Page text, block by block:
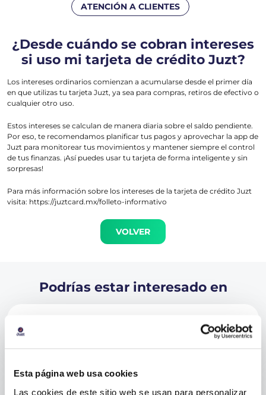
Esta página web usa cookies
Las cookies de este sitio web se usan para personalizar
ATENCIÓN A CLIENTES
¿Desde cuándo se cobran intereses
si uso mi tarjeta de crédito Juzt?
Los intereses ordinarios comienzan a acumularse desde el primer día
en que utilizas tu tarjeta Juzt, ya sea para compras, retiros de efectivo o
cualquier otro uso.
Estos intereses se calculan de manera diaria sobre el saldo pendiente.
Por eso, te recomendamos planificar tus pagos y aprovechar la app de
Juzt para monitorear tus movimientos y mantener siempre el control
de tus finanzas. ¡Así puedes usar tu tarjeta de forma inteligente y sin
sorpresas!
Para más información sobre los intereses de la tarjeta de crédito Juzt
visita: https://juztcard.mx/folleto-informativo
VOLVER
Podrías estar interesado en
¿Cobran algo por retirar efectivo...